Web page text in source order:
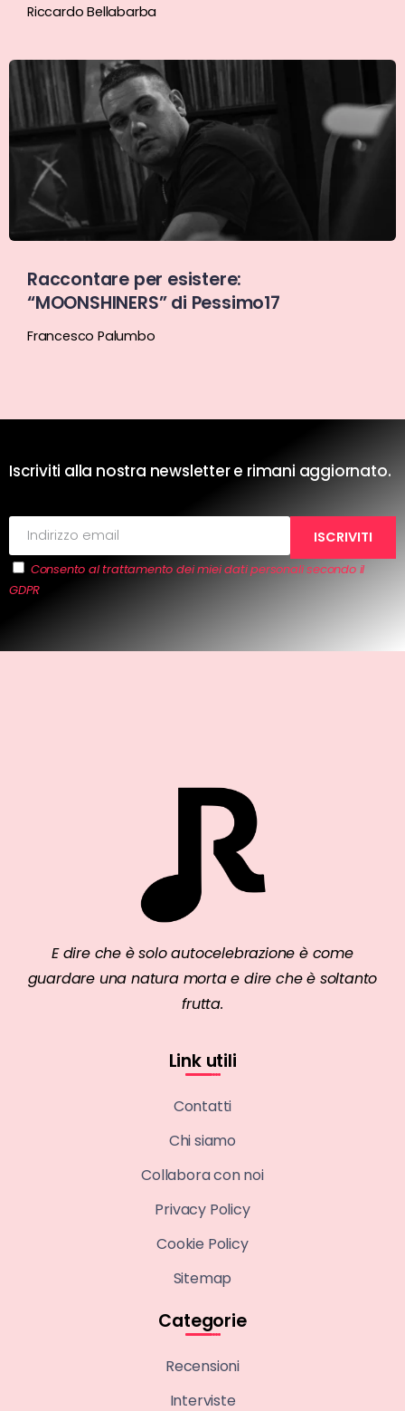
Riccardo Bellabarba
Raccontare per esistere:
“MOONSHINERS” di Pessimo17
Francesco Palumbo
Iscriviti alla nostra newsletter e rimani aggiornato.
Consento al trattamento dei miei dati personali secondo il
GDPR
E dire che è solo autocelebrazione è come
guardare una natura morta e dire che è soltanto
frutta.
Link utili
Contatti
Chi siamo
Collabora con noi
Privacy Policy
Cookie Policy
Sitemap
Categorie
Recensioni
Interviste